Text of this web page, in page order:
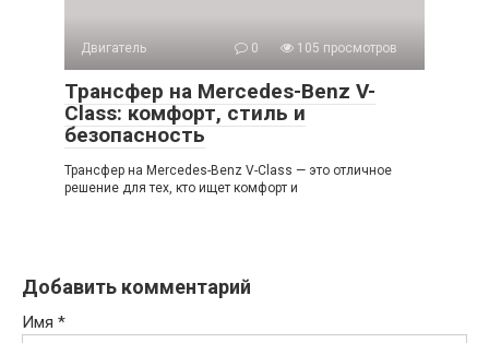
Двигатель 0 105 просмотров
Трансфер на Mercedes-Benz V-
Class: комфорт, стиль и
безопасность
Трансфер на Mercedes-Benz V-Class — это отличное
решение для тех, кто ищет комфорт и
Добавить комментарий
Имя *